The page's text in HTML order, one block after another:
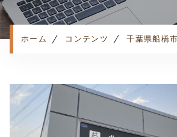
予約状況
コンテンツ
利用規約
プライバシーポリシー
ホーム コンテンツ